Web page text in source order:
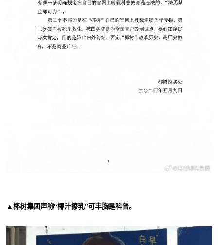
▲椰树集团声称“椰汁擦乳”可丰胸是科普。